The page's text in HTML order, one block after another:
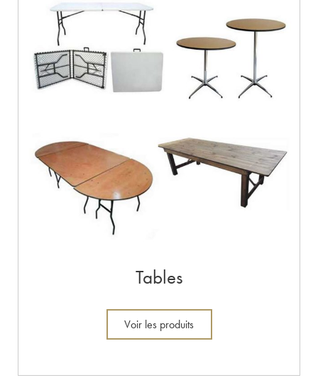
Tables
Voir les produits